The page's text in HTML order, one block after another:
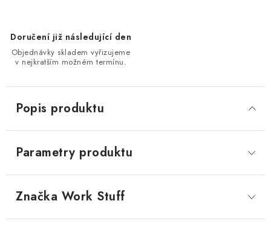
Doručení již následující den
Objednávky skladem vyřizujeme
v nejkratším možném termínu.
Popis produktu
Parametry produktu
Značka Work Stuff